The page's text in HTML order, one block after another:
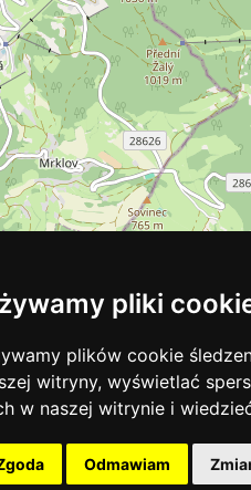
pliki
plików cookie
witryny, wyświetlać
w naszej witrynie i
Odmawiam